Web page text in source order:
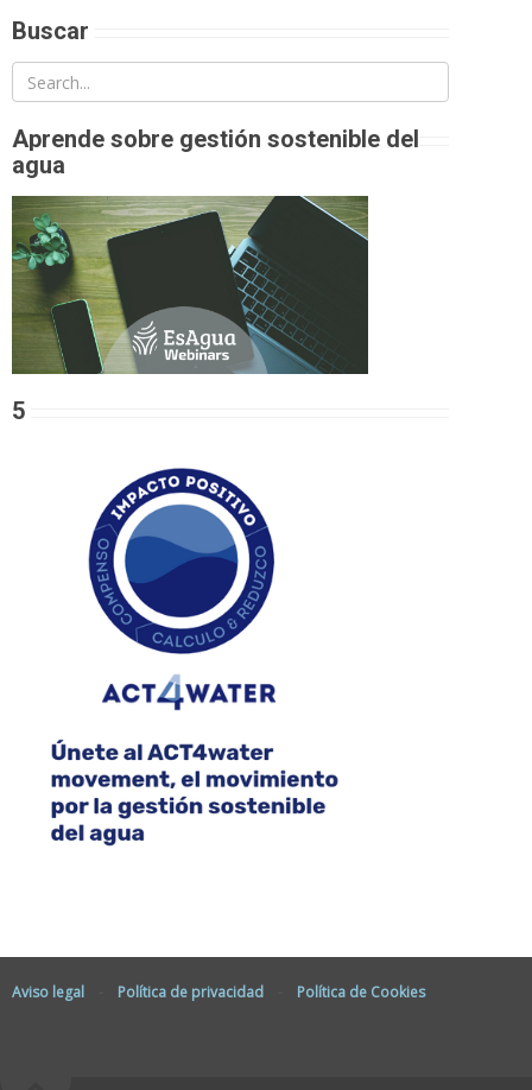
Buscar
Aprende sobre gestión sostenible del
agua
5
Aviso legal Política de privacidad Política de Cookies